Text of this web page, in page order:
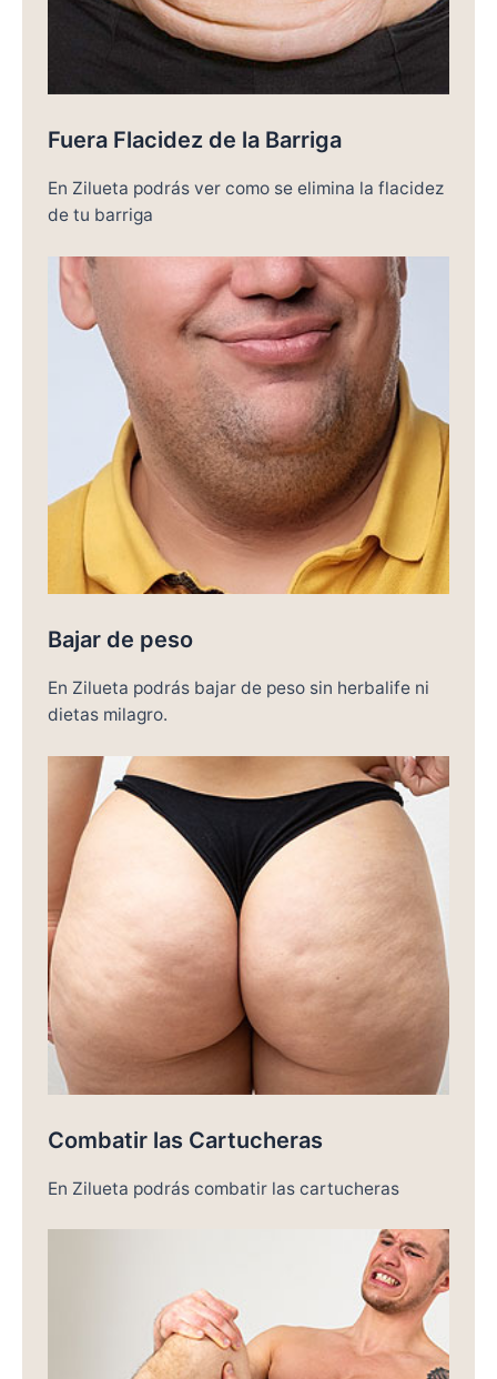
Fuera Flacidez de la Barriga
En Zilueta podrás ver como se elimina la flacidez
de tu barriga
Bajar de peso
En Zilueta podrás bajar de peso sin herbalife ni
dietas milagro.
Combatir las Cartucheras
En Zilueta podrás combatir las cartucheras